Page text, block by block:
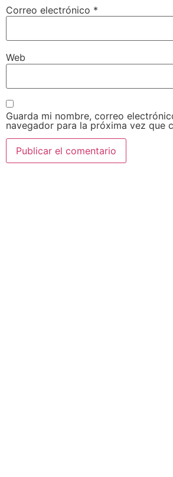
Correo electrónico *
Web
Guarda mi nombre, correo
navegador para la próxima vez que